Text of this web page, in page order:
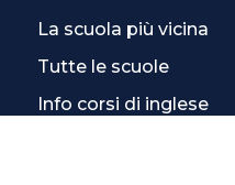
La scuola più vicina
Tutte le scuole
Info corsi di inglese